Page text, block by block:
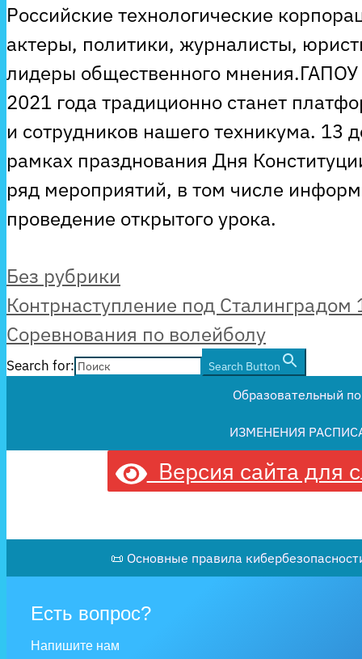
Российские технологические
актеры, политики, журналисты,
лидеры общественного
2021 года традиционно станет
и сотрудников нашего техникума. 13
рамках празднования Дня
ряд мероприятий, в том числе
проведение открытого урока.
Рубрики
Без рубрики
Контрнаступление под Сталинградом
Соревнования по волейболу
Search for: Search Button
Образовательный
ИЗМЕНЕНИЯ
Версия сайта для
📜 Основные правила
Есть вопрос?
Напишите нам